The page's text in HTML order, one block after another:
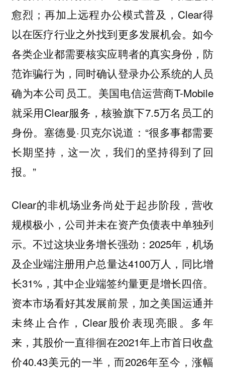
愈烈；再加上远程办公模式普及，Clear得
以在医疗行业之外找到更多发展机会。如今
各类企业都需要核实应聘者的真实身份，防
范诈骗行为，同时确认登录办公系统的人员
确为本公司员工。美国电信运营商T-Mobile
就采用Clear服务，核验旗下7.5万名员工的
身份。塞德曼·贝克尔说道：“很多事都需要
长期坚持，这一次，我们的坚持得到了回
报。”
Clear的非机场业务尚处于起步阶段，营收
规模极小，公司并未在资产负债表中单独列
示。不过这块业务增长强劲：2025年，机场
及企业端注册用户总量达4100万人，同比增
长31%，其中企业端签约量更是增长四倍。
资本市场看好其发展前景，加之美国运通并
未终止合作，Clear股价表现亮眼。多年
来，其股价一直徘徊在2021年上市首日收盘
价40.43美元的一半，而2026年至今，涨幅